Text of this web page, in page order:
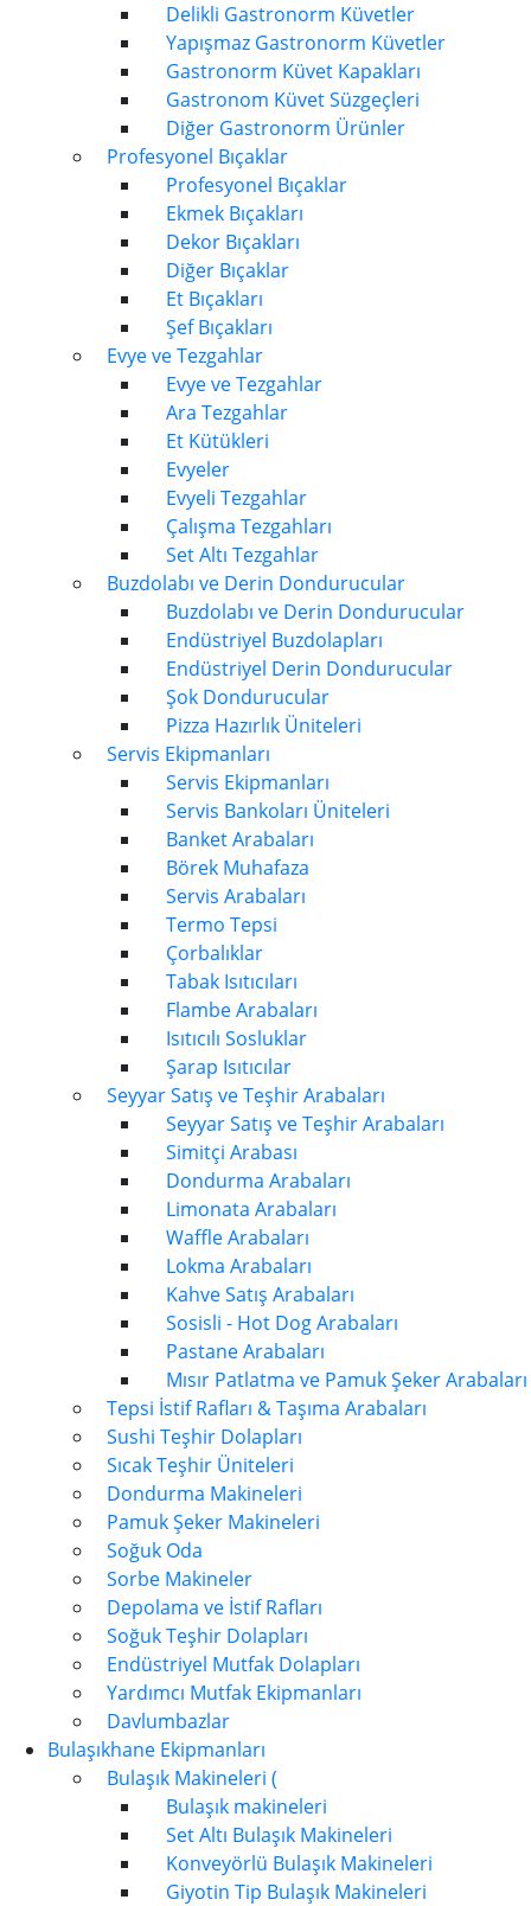
Delikli Gastronorm Küvetler
Yapışmaz Gastronorm Küvetler
Gastronorm Küvet Kapakları
Gastronom Küvet Süzgeçleri
Diğer Gastronorm Ürünler
Profesyonel Bıçaklar
Profesyonel Bıçaklar
Ekmek Bıçakları
Dekor Bıçakları
Diğer Bıçaklar
Et Bıçakları
Şef Bıçakları
Evye ve Tezgahlar
Evye ve Tezgahlar
Ara Tezgahlar
Et Kütükleri
Evyeler
Evyeli Tezgahlar
Çalışma Tezgahları
Set Altı Tezgahlar
Buzdolabı ve Derin Dondurucular
Buzdolabı ve Derin Dondurucular
Endüstriyel Buzdolapları
Endüstriyel Derin Dondurucular
Şok Dondurucular
Pizza Hazırlık Üniteleri
Servis Ekipmanları
Servis Ekipmanları
Servis Bankoları Üniteleri
Banket Arabaları
Börek Muhafaza
Servis Arabaları
Termo Tepsi
Çorbalıklar
Tabak Isıtıcıları
Flambe Arabaları
Isıtıcılı Sosluklar
Şarap Isıtıcılar
Seyyar Satış ve Teşhir Arabaları
Seyyar Satış ve Teşhir Arabaları
Simitçi Arabası
Dondurma Arabaları
Limonata Arabaları
Waffle Arabaları
Lokma Arabaları
Kahve Satış Arabaları
Sosisli - Hot Dog Arabaları
Pastane Arabaları
Mısır Patlatma ve Pamuk Şeker Arabaları
Tepsi İstif Rafları & Taşıma Arabaları
Sushi Teşhir Dolapları
Sıcak Teşhir Üniteleri
Dondurma Makineleri
Pamuk Şeker Makineleri
Soğuk Oda
Sorbe Makineler
Depolama ve İstif Rafları
Soğuk Teşhir Dolapları
Endüstriyel Mutfak Dolapları
Yardımcı Mutfak Ekipmanları
Davlumbazlar
Bulaşıkhane Ekipmanları
Bulaşık Makineleri (
Bulaşık makineleri
Set Altı Bulaşık Makineleri
Konveyörlü Bulaşık Makineleri
Giyotin Tip Bulaşık Makineleri